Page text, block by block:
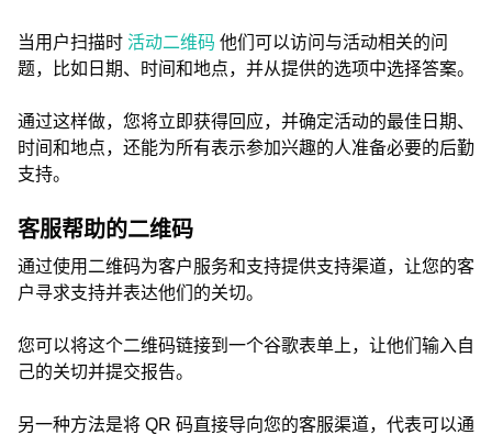
当用户扫描时 活动二维码 他们可以访问与活动相关的问
题，比如日期、时间和地点，并从提供的选项中选择答案。
通过这样做，您将立即获得回应，并确定活动的最佳日期、
时间和地点，还能为所有表示参加兴趣的人准备必要的后勤
支持。
客服帮助的二维码
通过使用二维码为客户服务和支持提供支持渠道，让您的客
户寻求支持并表达他们的关切。
您可以将这个二维码链接到一个谷歌表单上，让他们输入自
己的关切并提交报告。
另一种方法是将 QR 码直接导向您的客服渠道，代表可以通